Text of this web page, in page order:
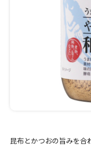
昆布とかつおの旨みを合